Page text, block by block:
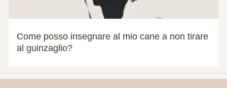
Come posso insegnare al mio cane a non tirare
al guinzaglio?